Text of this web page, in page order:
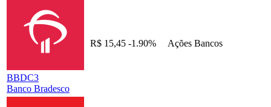
BBDC3
Banco Bradesco
R$ 15,45 -1.90% Ações Bancos